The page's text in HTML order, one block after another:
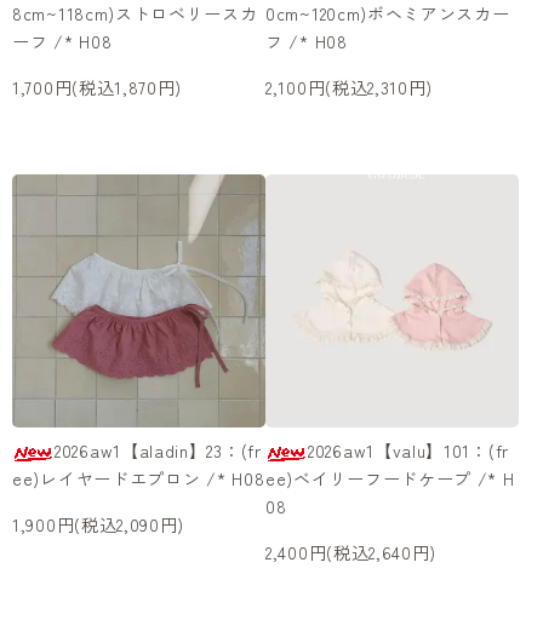
8cm~118cm)ストロベリースカ
ーフ /* H08
1,700円(税込1,870円)
0cm~120cm)ボヘミアンスカー
フ /* H08
2,100円(税込2,310円)
2026aw1【aladin】23：(fr
ee)レイヤードエプロン /* H08
1,900円(税込2,090円)
2026aw1【valu】101：(fr
ee)ベイリーフードケープ /* H
08
2,400円(税込2,640円)